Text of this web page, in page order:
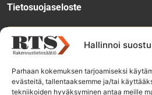
Hallinnoi
Parhaan kokemuksen tarjoamiseksi
evästeitä, tallentaaksemme ja/tai
tekniikoiden hyväksyminen antaa meille
Tietosuojaseloste
Tee
Tilaa